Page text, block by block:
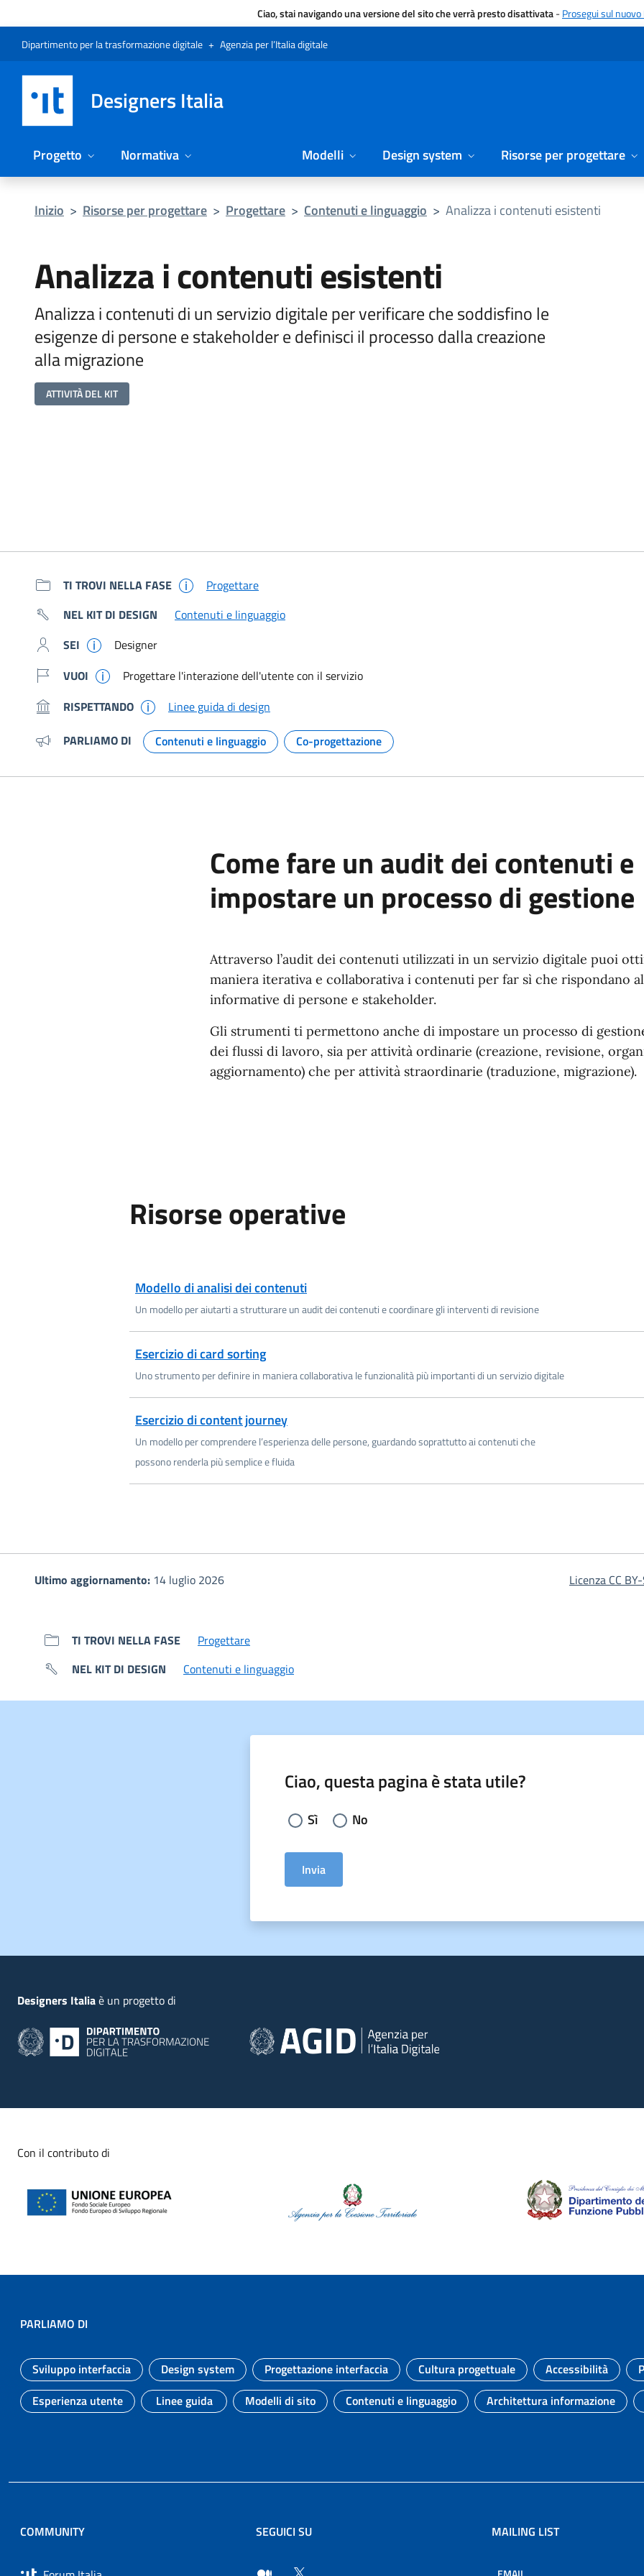
Ciao, stai navigando una versione del sito che verrà presto disattivata-Prosegui sul
Vai al menu
Vai al contenuto
Questa pagina è stata utile?
Vai al piede
Dichiarazione di accessibilità (link esterno su sito AgID)
Dipartimento per la trasformazione digitale + Agenzia per l’Italia digitale
Designers Italia
Progetto Normativa Modelli Design system Risorse per progettare
Inizio > Risorse per progettare > Progettare > Contenuti e linguaggio > Analizza i contenuti esistenti
Analizza i contenuti esistenti
Analizza i contenuti di un servizio digitale per verificare che soddisfino le
esigenze di persone e stakeholder e definisci il processo dalla creazione
alla migrazione
ATTIVITÀ DEL KIT
Metadati e link per approfondire
TI TROVI NELLA FASE
Progettare
NEL KIT DI DESIGN
Contenuti e linguaggio
SEI
Designer
VUOI
Progettare l'interazione dell'utente con il servizio
RISPETTANDO
Linee guida di design
PARLIAMO DI
Argomento:
Contenuti e linguaggio
Argomento:
Co-progettazione
Come fare un audit dei contenuti e
impostare un processo di gestione
Attraverso l’audit dei contenuti utilizzati in un servizio digitale puoi
maniera iterativa e collaborativa i contenuti per far sì che rispondano
informative di persone e stakeholder.
Gli strumenti ti permettono anche di impostare un processo di
dei flussi di lavoro, sia per attività ordinarie (creazione, revisione,
aggiornamento) che per attività straordinarie (traduzione, migrazione).
Risorse operative
Scarica ODS
Modello di analisi dei contenuti
Un modello per aiutarti a strutturare un audit dei contenuti e coordinare gli interventi di revisione
Scarica PDF
Esercizio di card sorting
Uno strumento per definire in maniera collaborativa le funzionalità più importanti di un servizio digitale
Scarica PDF
Esercizio di content journey
Un modello per comprendere l’esperienza delle persone, guardando soprattutto ai contenuti che
possono renderla più semplice e fluida
Ultimo aggiornamento: 14 luglio 2026 Licenza CC
TI TROVI NELLA FASE
Progettare
NEL KIT DI DESIGN
Contenuti e linguaggio
Ciao, questa pagina è stata utile?
Scegli la risposta:
Sì No
Invia
Designers Italiaè un progetto di
Con il contributo di
PARLIAMO DI
Argomento:
Sviluppo interfaccia
Argomento:
Design system
Argomento:
Progettazione interfaccia
Argomento:
Cultura progettuale
Argomento:
Accessibilità
Argomento:
Esperienza utente
Argomento:
Linee guida
Argomento:
Modelli di sito
Argomento:
Contenuti e linguaggio
Argomento:
Architettura informazione
COMMUNITY SEGUICI SU MAILING LIST